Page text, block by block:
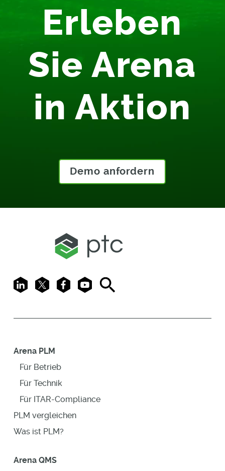
Erleben
Sie Arena
in Aktion
Demo anfordern
LinkedIn
X FacebookYoutubeSearch
Arena PLM
Für Betrieb
Für Technik
Für ITAR-Compliance
PLM vergleichen
Was ist PLM?
Arena QMS